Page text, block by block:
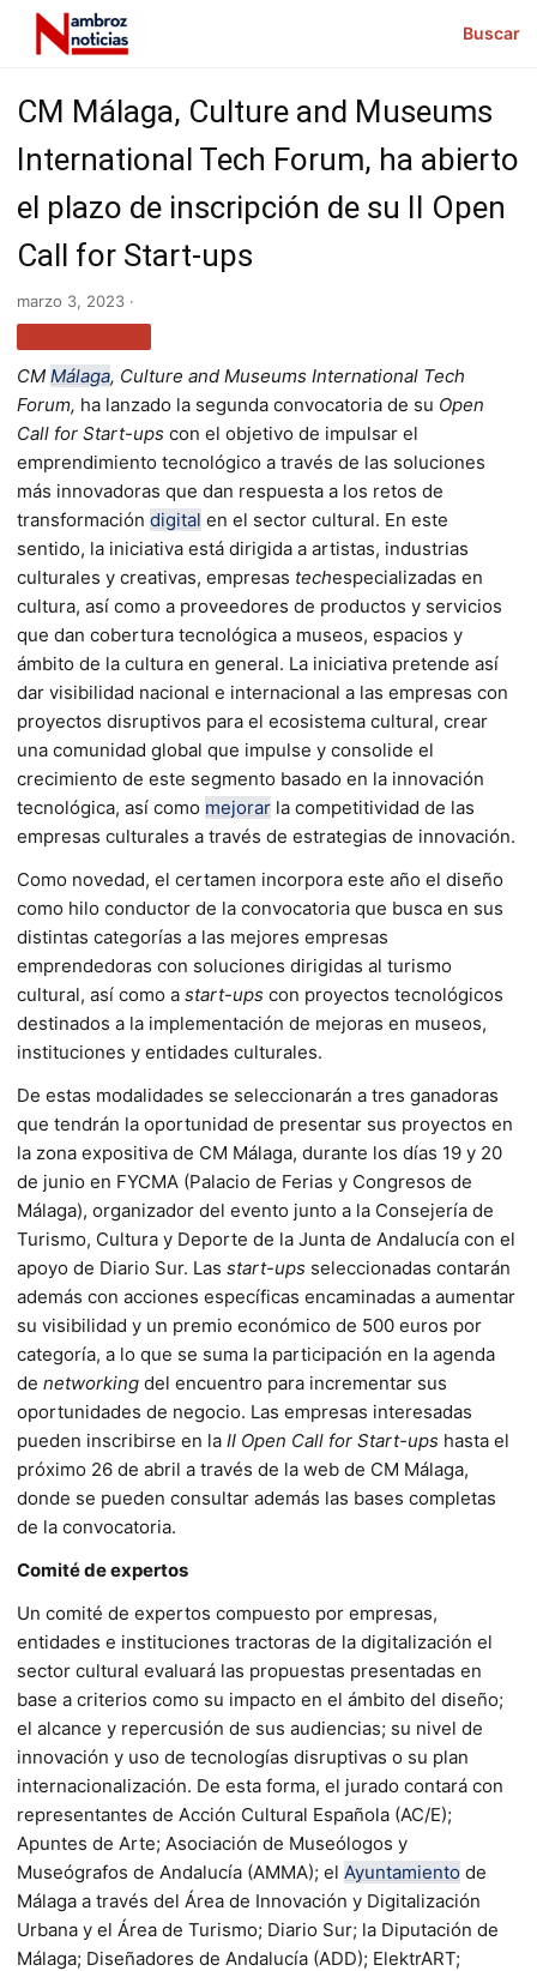
Buscar
CM Málaga, Culture and Museums
International Tech Forum, ha abierto
el plazo de inscripción de su II Open
Call for Start-ups
marzo 3, 2023 ·
CM Málaga, Culture and Museums International Tech
Forum, ha lanzado la segunda convocatoria de su Open
Call for Start-ups con el objetivo de impulsar el
emprendimiento tecnológico a través de las soluciones
más innovadoras que dan respuesta a los retos de
transformación digital en el sector cultural. En este
sentido, la iniciativa está dirigida a artistas, industrias
culturales y creativas, empresas techespecializadas en
cultura, así como a proveedores de productos y servicios
que dan cobertura tecnológica a museos, espacios y
ámbito de la cultura en general. La iniciativa pretende así
dar visibilidad nacional e internacional a las empresas con
proyectos disruptivos para el ecosistema cultural, crear
una comunidad global que impulse y consolide el
crecimiento de este segmento basado en la innovación
tecnológica, así como mejorar la competitividad de las
empresas culturales a través de estrategias de innovación.
Como novedad, el certamen incorpora este año el diseño
como hilo conductor de la convocatoria que busca en sus
distintas categorías a las mejores empresas
emprendedoras con soluciones dirigidas al turismo
cultural, así como a start-ups con proyectos tecnológicos
destinados a la implementación de mejoras en museos,
instituciones y entidades culturales.
De estas modalidades se seleccionarán a tres ganadoras
que tendrán la oportunidad de presentar sus proyectos en
la zona expositiva de CM Málaga, durante los días 19 y 20
de junio en FYCMA (Palacio de Ferias y Congresos de
Málaga), organizador del evento junto a la Consejería de
Turismo, Cultura y Deporte de la Junta de Andalucía con el
apoyo de Diario Sur. Las start-ups seleccionadas contarán
además con acciones específicas encaminadas a aumentar
su visibilidad y un premio económico de 500 euros por
categoría, a lo que se suma la participación en la agenda
de networking del encuentro para incrementar sus
oportunidades de negocio. Las empresas interesadas
pueden inscribirse en la II Open Call for Start-ups hasta el
próximo 26 de abril a través de la web de CM Málaga,
donde se pueden consultar además las bases completas
de la convocatoria.
Comité de expertos
Un comité de expertos compuesto por empresas,
entidades e instituciones tractoras de la digitalización el
sector cultural evaluará las propuestas presentadas en
base a criterios como su impacto en el ámbito del diseño;
el alcance y repercusión de sus audiencias; su nivel de
innovación y uso de tecnologías disruptivas o su plan
internacionalización. De esta forma, el jurado contará con
representantes de Acción Cultural Española (AC/E);
Apuntes de Arte; Asociación de Museólogos y
Museógrafos de Andalucía (AMMA); el Ayuntamiento de
Málaga a través del Área de Innovación y Digitalización
Urbana y el Área de Turismo; Diario Sur; la Diputación de
Málaga; Diseñadores de Andalucía (ADD); ElektrART;